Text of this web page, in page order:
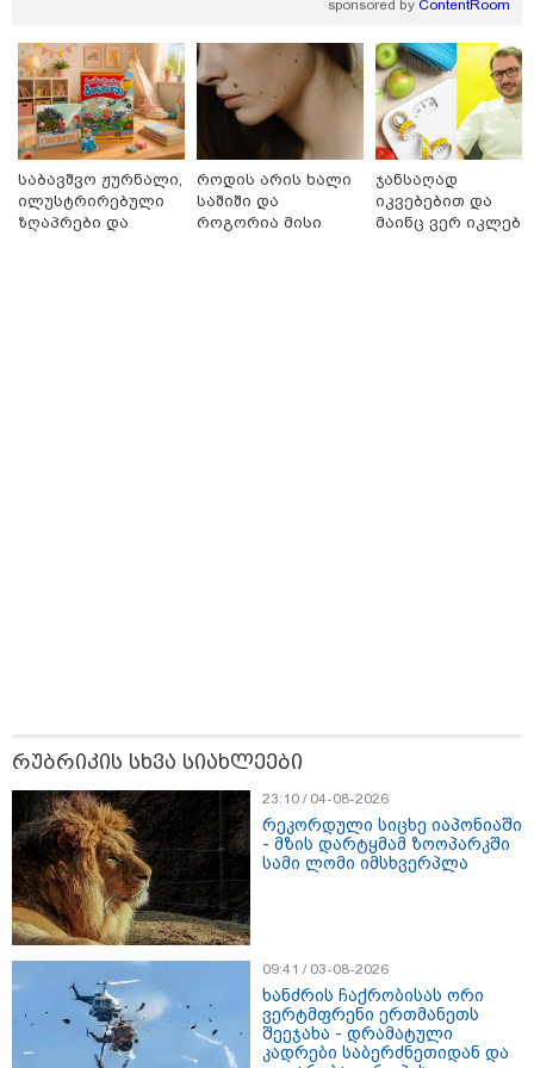
11:13 / 05-08-2026
Hisense წარმოგიდგენთ გზავნილს "ინოვაციები
უკეთესი ცხოვრებისათვის" FIFA-ს 2026 წლის
ისტორიაში ყველაზე
დეტალურად აღბეჭდეს
12:38 / 05-08-2026
იტალიაში ქალმა, ლატარიის
ბილეთი, რომელმაც 1 მლნ
მოიგო, შემთხვევით ნაგავში
გადააგდო - ის დასუფთავების
სამსახურის თანამშრომლებმა
ნაგვის მანქანაში იპოვეს
sponsored by ContentRoom
საბავშვო ჟურნალი,
ილუსტრირებული
ზღაპრები და
როდის არის ხალი
საშიში და
როგორია მისი
ჯანსაღად
იკვებებით და
მაინც ვერ იკლებთ
რუბრიკის სხვა სიახლეები
23:10 / 04-08-2026
რეკორდული სიცხე იაპონიაში
- მზის დარტყმამ ზოოპარკში
სამი ლომი იმსხვერპლა
09:41 / 03-08-2026
ხანძრის ჩაქრობისას ორი
ვერტმფრენი ერთმანეთს
შეეჯახა - დრამატული
კადრები საბერძნეთიდან და